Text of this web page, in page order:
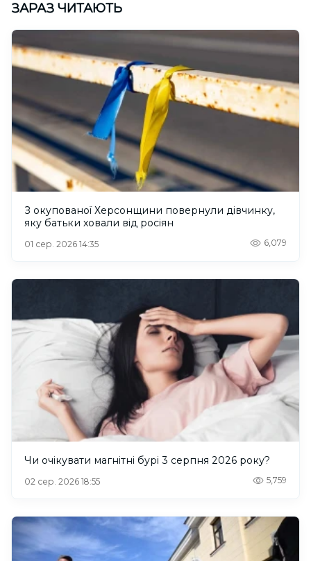
ЗАРАЗ ЧИТАЮТЬ
З окупованої Херсонщини повернули дівчинку,
яку батьки ховали від росіян
01 сер. 2026 14:35 6,079
Чи очікувати магнітні бурі 3 серпня 2026 року?
02 сер. 2026 18:55 5,759